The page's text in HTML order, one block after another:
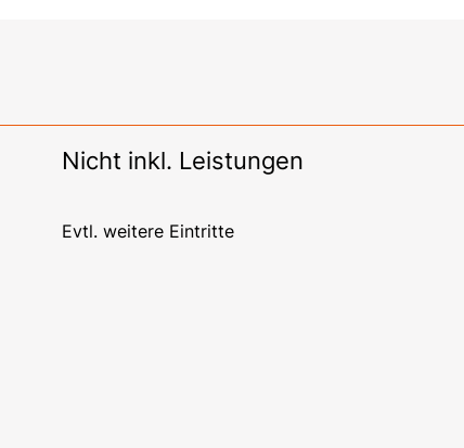
Nicht inkl. Leistungen
Evtl. weitere Eintritte